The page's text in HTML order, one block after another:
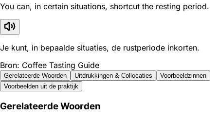
You can, in certain situations, shortcut the resting period.
Je kunt, in bepaalde situaties, de rustperiode inkorten.
Bron: Coffee Tasting Guide
Gerelateerde Woorden Uitdrukkingen & Collocaties
Voorbeeldzinnen
Voorbeelden uit de praktijk
Gerelateerde Woorden